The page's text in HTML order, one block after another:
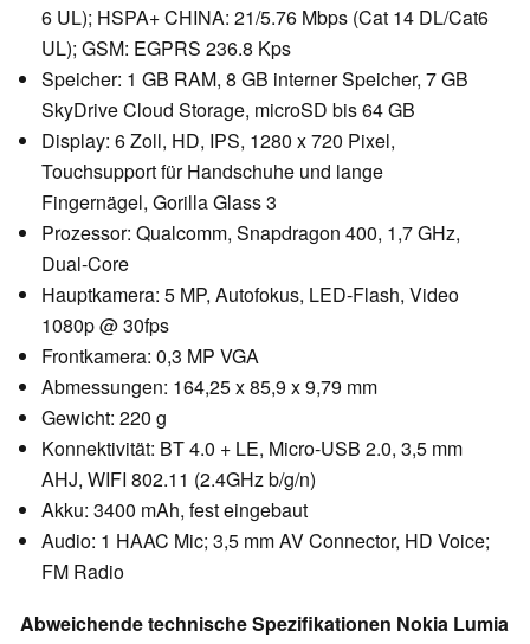
6 UL); HSPA+ CHINA: 21/5.76 Mbps (Cat 14 DL/Cat6
UL); GSM: EGPRS 236.8 Kps
Speicher: 1 GB RAM, 8 GB interner Speicher, 7 GB
SkyDrive Cloud Storage, microSD bis 64 GB
Display: 6 Zoll, HD, IPS, 1280 x 720 Pixel,
Touchsupport für Handschuhe und lange
Fingernägel, Gorilla Glass 3
Prozessor: Qualcomm, Snapdragon 400, 1,7 GHz,
Dual-Core
Hauptkamera: 5 MP, Autofokus, LED-Flash, Video
1080p @ 30fps
Frontkamera: 0,3 MP VGA
Abmessungen: 164,25 x 85,9 x 9,79 mm
Gewicht: 220 g
Konnektivität: BT 4.0 + LE, Micro-USB 2.0, 3,5 mm
AHJ, WIFI 802.11 (2.4GHz b/g/n)
Akku: 3400 mAh, fest eingebaut
Audio: 1 HAAC Mic; 3,5 mm AV Connector, HD Voice;
FM Radio
Abweichende technische Spezifikationen Nokia Lumia